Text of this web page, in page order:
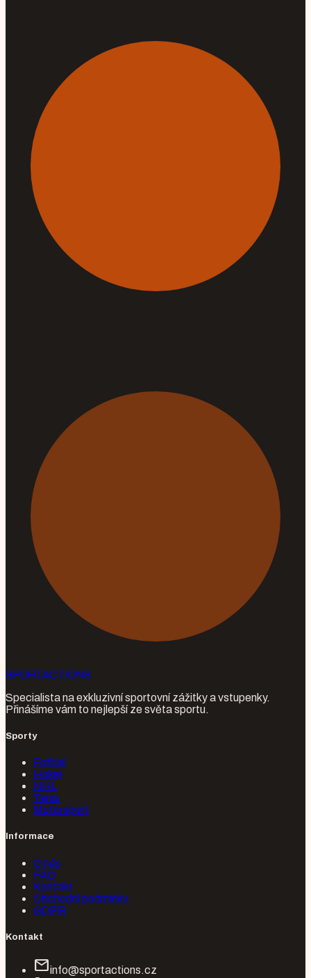
SPORTACTIONS
Specialista na exkluzivní sportovní zážitky a vstupenky.
Přinášíme vám to nejlepší ze světa sportu.
Sporty
Fotbal
Hokej
NHL
Tenis
Motorsport
Informace
O nás
FAQ
Kontakt
Obchodní podmínky
GDPR
Kontakt
mailinfo@sportactions.cz